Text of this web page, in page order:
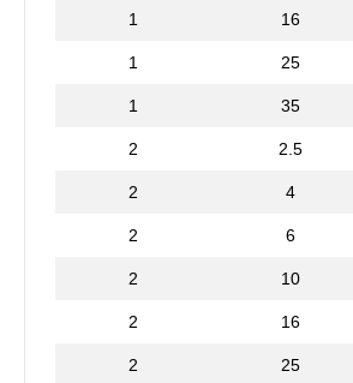
1 16
1 25
1 35
2 2.5
2 4
2 6
2 10
2 16
2 25